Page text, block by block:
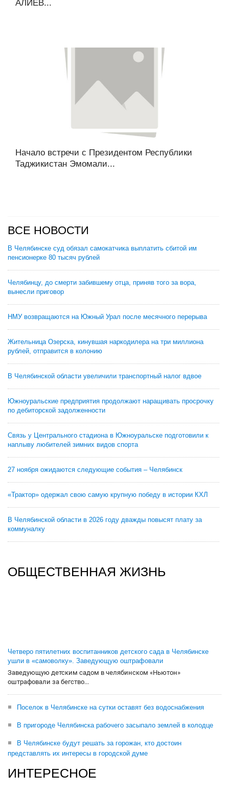
АЛИЕВ...
Начало встречи с Президентом Республики
Таджикистан Эмомали...
ВСЕ НОВОСТИ
В Челябинске суд обязал самокатчика выплатить сбитой им
пенсионерке 80 тысяч рублей
Челябинцу, до смерти забившему отца, приняв того за вора,
вынесли приговор
НМУ возвращаются на Южный Урал после месячного перерыва
Жительница Озерска, кинувшая наркодилера на три миллиона
рублей, отправится в колонию
В Челябинской области увеличили транспортный налог вдвое
Южноуральские предприятия продолжают наращивать просрочку
по дебиторской задолженности
Связь у Центрального стадиона в Южноуральске подготовили к
наплыву любителей зимних видов спорта
27 ноября ожидаются следующие события – Челябинск
«Трактор» одержал свою самую крупную победу в истории КХЛ
В Челябинской области в 2026 году дважды повысят плату за
коммуналку
ОБЩЕСТВЕННАЯ ЖИЗНЬ
Четверо пятилетних воспитанников детского сада в Челябинске
ушли в «самоволку». Заведующую оштрафовали
Заведующую детским садом в челябинском «Ньютон»
оштрафовали за бегство...
Поселок в Челябинске на сутки оставят без водоснабжения
В пригороде Челябинска рабочего засыпало землей в колодце
В Челябинске будут решать за горожан, кто достоин
представлять их интересы в городской думе
ИНТЕРЕСНОЕ